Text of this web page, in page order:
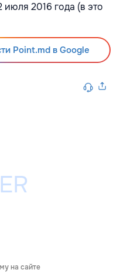
июля 2016 года (в это
Point.md в Google
на сайте